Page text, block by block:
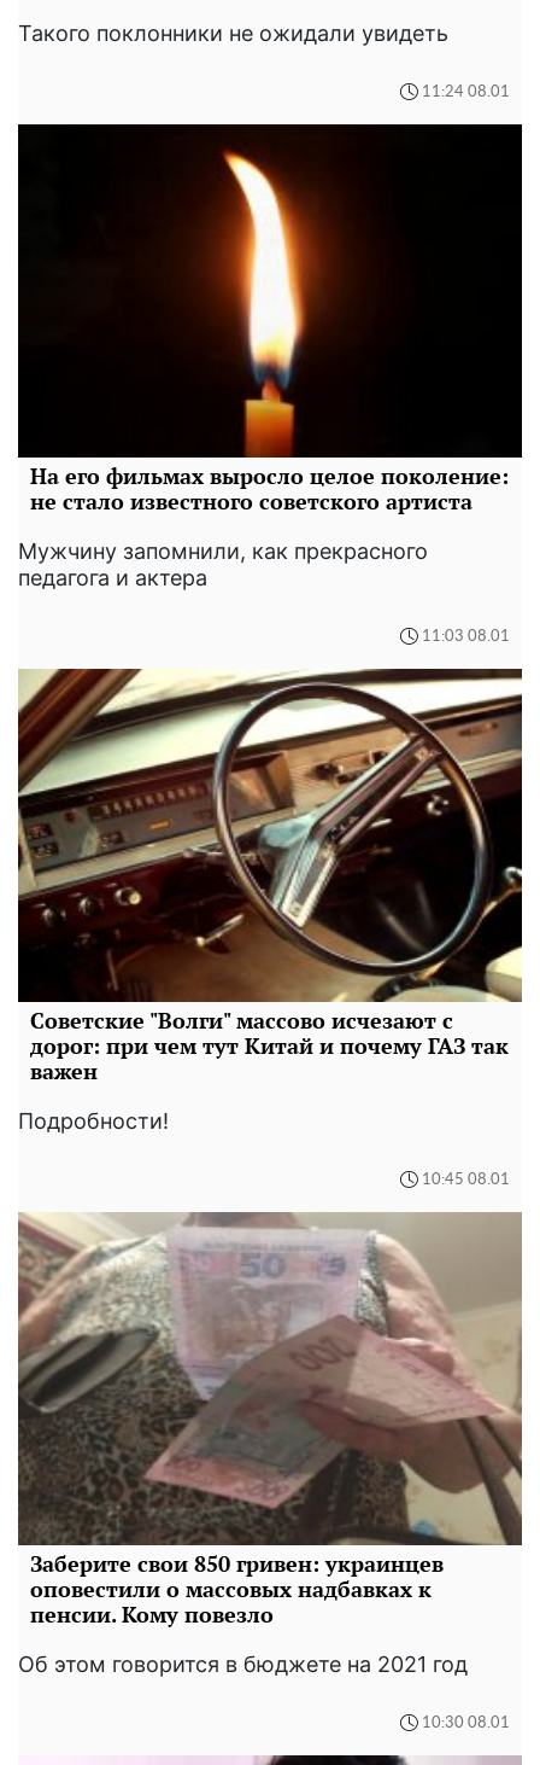
Такого поклонники не ожидали увидеть
11:24 08.01
На его фильмах выросло целое поколение:
не стало известного советского артиста
Мужчину запомнили, как прекрасного
педагога и актера
11:03 08.01
Советские "Волги" массово исчезают с
дорог: при чем тут Китай и почему ГАЗ так
важен
Подробности!
10:45 08.01
Заберите свои 850 гривен: украинцев
оповестили о массовых надбавках к
пенсии. Кому повезло
Об этом говорится в бюджете на 2021 год
10:30 08.01